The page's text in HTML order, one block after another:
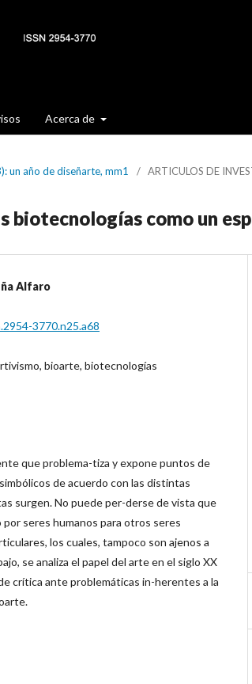
Acerca de
un año de diseñarte, mm1 / ARTICULOS DE
biotecnologías como un
Alfaro
3770.n25.a68
bioarte, biotecnologías
que problema-tiza y expone puntos de
de acuerdo con las distintas
surgen. No puede per-derse de vista que
seres humanos para otros seres
los cuales, tampoco son ajenos a
se analiza el papel del arte en el siglo XX
crítica ante problemáticas in-herentes a la